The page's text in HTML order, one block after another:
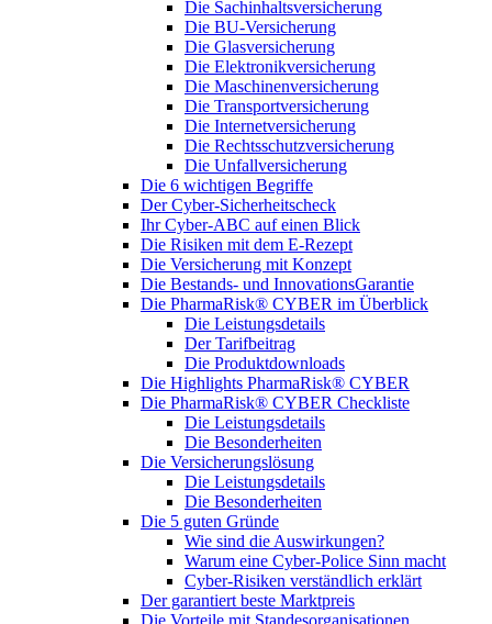
Die Sachinhaltsversicherung
Die BU-Versicherung
Die Glasversicherung
Die Elektronikversicherung
Die Maschinenversicherung
Die Transportversicherung
Die Internetversicherung
Die Rechtsschutzversicherung
Die Unfallversicherung
Die 6 wichtigen Begriffe
Der Cyber-Sicher­heits­check
Ihr Cyber-ABC auf einen Blick
Die Risiken mit dem E-Rezept
Die Versicherung mit Konzept
Die Bestands- und InnovationsGarantie
Die PharmaRisk® CYBER im Überblick
Die Leistungsdetails
Der Tarifbeitrag
Die Produktdownloads
Die Highlights PharmaRisk® CYBER
Die PharmaRisk® CYBER Checkliste
Die Leistungsdetails
Die Besonderheiten
Die Versicherungslösung
Die Leistungsdetails
Die Besonderheiten
Die 5 guten Gründe
Wie sind die Auswirkungen?
Warum eine Cyber-Police Sinn macht
Cyber-Risiken verständlich erklärt
Der garantiert beste Marktpreis
Die Vorteile mit Standesorganisationen